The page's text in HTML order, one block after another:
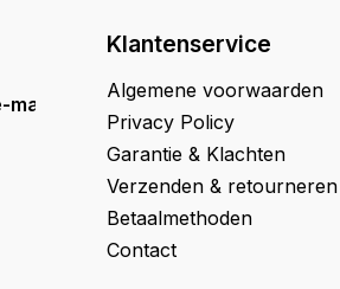
Klantenservice
Algemene voorwaarden
Privacy Policy
Garantie & Klachten
Verzenden & retourneren
Betaalmethoden
Contact